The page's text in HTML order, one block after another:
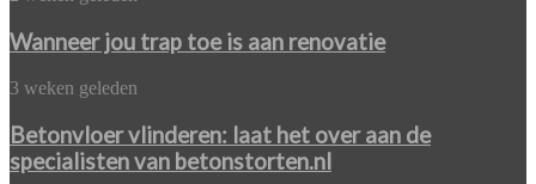
trap
toe
is
aan
renovatie
Wanneer jou trap toe is aan renovatie
Betonvloer
laat
het
over
3 weken geleden
Betonvloer vlinderen: laat het over aan de
specialisten van betonstorten.nl